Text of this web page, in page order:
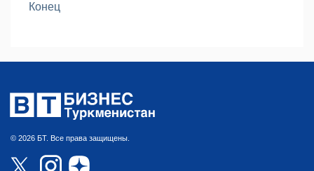
Конец
© 2026 БТ. Все права защищены.